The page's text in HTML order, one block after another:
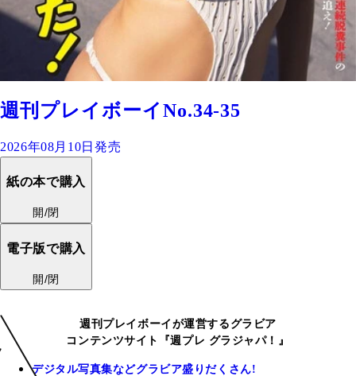
週刊プレイボーイNo.34-35
2026年08月10日発売
紙の本で購入
開/閉
電子版で購入
開/閉
週刊プレイボーイが運営するグラビア
コンテンツサイト『週プレ グラジャパ！』
デジタル写真集などグラビア盛りだくさん!